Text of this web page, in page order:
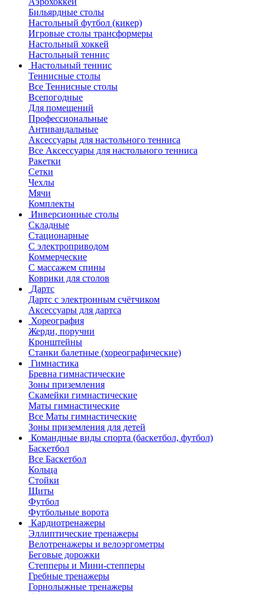
Бильярдные столы
Настольный футбол (кикер)
Игровые столы трансформеры
Настольный хоккей
Настольный теннис
Настольный теннис
Теннисные столы
Все Теннисные столы
Всепогодные
Для помещений
Профессиональные
Антивандальные
Аксессуары для настольного тенниса
Все Аксессуары для настольного тенниса
Ракетки
Сетки
Чехлы
Мячи
Комплекты
Инверсионные столы
Складные
Стационарные
С электроприводом
Коммерческие
С массажем спины
Коврики для столов
Дартс
Дартс с электронным счётчиком
Аксессуары для дартса
Хореография
Жерди, поручни
Кронштейны
Станки балетные (хореографические)
Гимнастика
Бревна гимнастические
Зоны приземления
Скамейки гимнастические
Маты гимнастические
Все Маты гимнастические
Зоны приземления для детей
Командные виды спорта (баскетбол, футбол)
Баскетбол
Все Баскетбол
Кольца
Стойки
Щиты
Футбол
Футбольные ворота
Кардиотренажеры
Эллиптические тренажеры
Велотренажеры и велоэргометры
Беговые дорожки
Степперы и Мини-степперы
Гребные тренажеры
Горнолыжные тренажеры